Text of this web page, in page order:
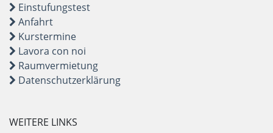
Einstufungstest
Anfahrt
Kurstermine
Lavora con noi
Raumvermietung
Datenschutzerklärung
WEITERE LINKS